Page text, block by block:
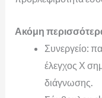
Ακόμη
Συνεργείο:
έλεγχος Χ
διάγνωσης.